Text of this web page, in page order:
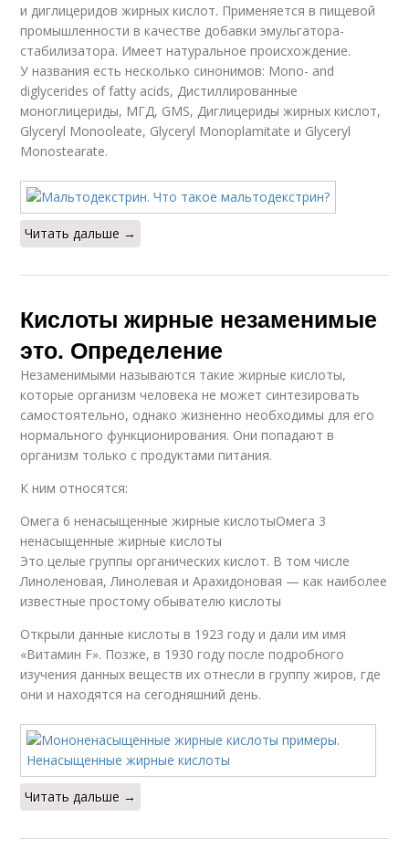
и диглицеридов жирных кислот. Применяется в пищевой
промышленности в качестве добавки эмульгатора-
стабилизатора. Имеет натуральное происхождение.
У названия есть несколько синонимов: Mono- and
diglycerides of fatty acids, Дистиллированные
моноглицериды, МГД, GMS, Диглицериды жирных кислот,
Glyceryl Monooleate, Glyceryl Monoplamitate и Glyceryl
Monostearate.
Читать дальше →
Кислоты жирные незаменимые
это. Определение
Незаменимыми называются такие жирные кислоты,
которые организм человека не может синтезировать
самостоятельно, однако жизненно необходимы для его
нормального функционирования. Они попадают в
организм только с продуктами питания.
К ним относятся:
Омега 6 ненасыщенные жирные кислотыОмега 3
ненасыщенные жирные кислоты
Это целые группы органических кислот. В том числе
Линоленовая, Линолевая и Арахидоновая — как наиболее
известные простому обывателю кислоты
Открыли данные кислоты в 1923 году и дали им имя
«Витамин F». Позже, в 1930 году после подробного
изучения данных веществ их отнесли в группу жиров, где
они и находятся на сегодняшний день.
Читать дальше →